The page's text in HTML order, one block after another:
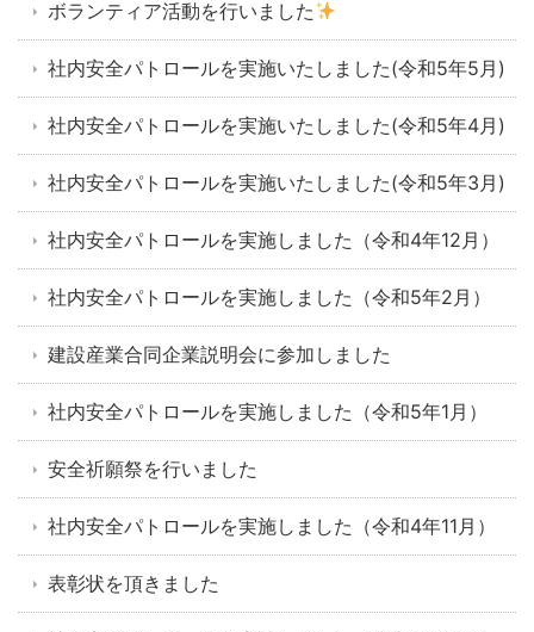
ボランティア活動を行いました
社内安全パトロールを実施いたしました(令和5年5月)
社内安全パトロールを実施いたしました(令和5年4月)
社内安全パトロールを実施いたしました(令和5年3月)
社内安全パトロールを実施しました（令和4年12月）
社内安全パトロールを実施しました（令和5年2月）
建設産業合同企業説明会に参加しました
社内安全パトロールを実施しました（令和5年1月）
安全祈願祭を行いました
社内安全パトロールを実施しました（令和4年11月）
表彰状を頂きました